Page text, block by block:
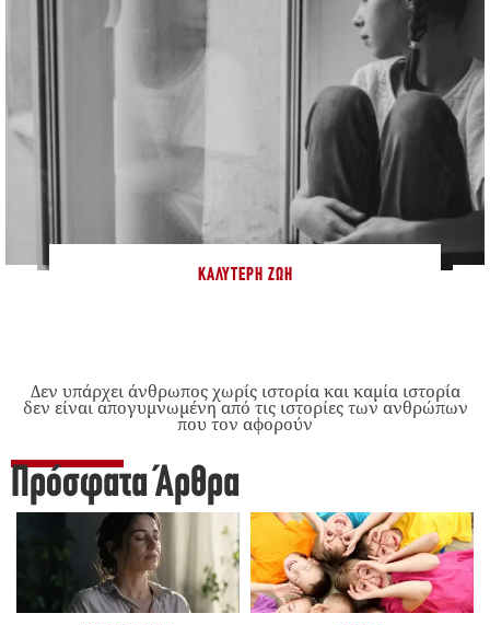
ΚΑΛΎΤΕΡΗ ΖΩΉ
Δεν υπάρχει άνθρωπος χωρίς ιστορία και καμία ιστορία
δεν είναι απογυμνωμένη από τις ιστορίες των ανθρώπων
που τον αφορούν
Πρόσφατα Άρθρα